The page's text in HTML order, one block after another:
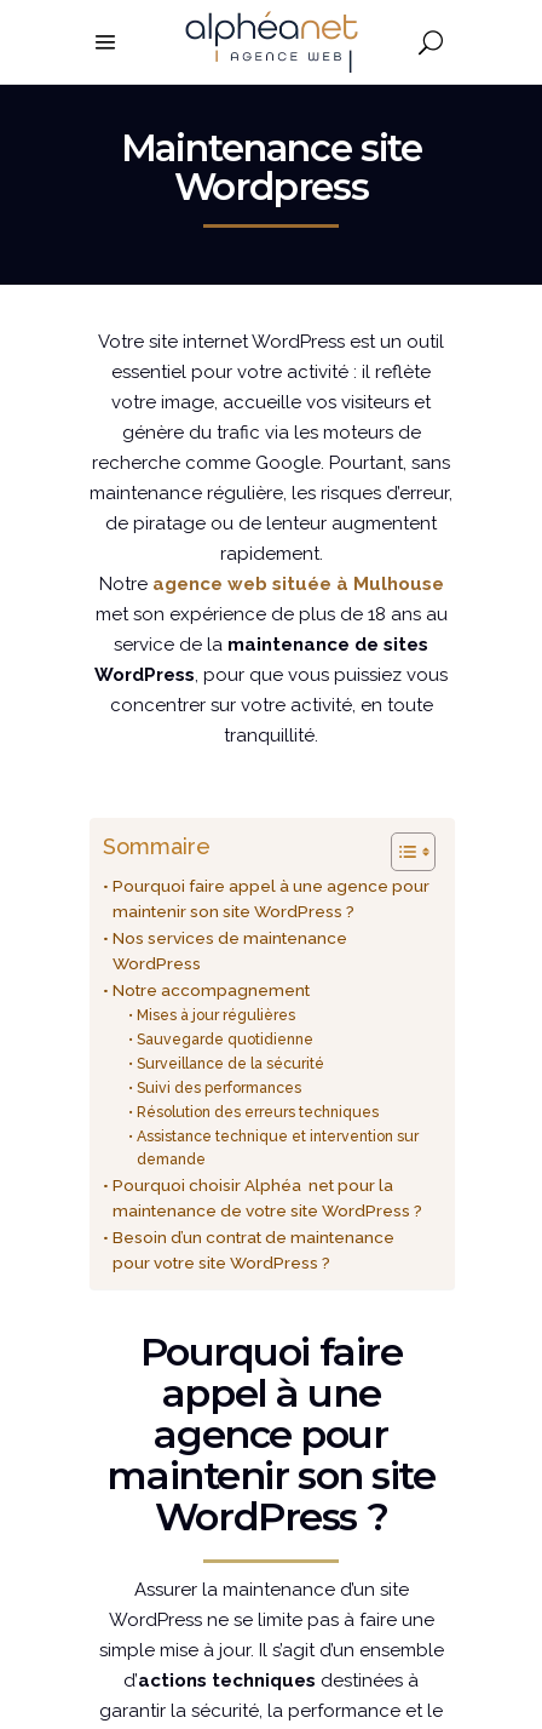
Maintenance site
Wordpress
Votre site internet WordPress est un outil
essentiel pour votre activité : il reflète
votre image, accueille vos visiteurs et
génère du trafic via les moteurs de
recherche comme Google. Pourtant, sans
maintenance régulière, les risques d’erreur,
de piratage ou de lenteur augmentent
rapidement.
Notre agence web située à Mulhouse
met son expérience de plus de 18 ans au
service de la maintenance de sites
WordPress, pour que vous puissiez vous
concentrer sur votre activité, en toute
tranquillité.
Sommaire
Pourquoi faire appel à une agence pour
maintenir son site WordPress ?
Nos services de maintenance
WordPress
Notre accompagnement
Mises à jour régulières
Sauvegarde quotidienne
Surveillance de la sécurité
Suivi des performances
Résolution des erreurs techniques
Assistance technique et intervention sur
demande
Pourquoi choisir Alphéa net pour la
maintenance de votre site WordPress ?
Besoin d’un contrat de maintenance
pour votre site WordPress ?
Pourquoi faire
appel à une
agence pour
maintenir son site
WordPress ?
Assurer la maintenance d’un site
WordPress ne se limite pas à faire une
simple mise à jour. Il s’agit d’un ensemble
d’actions techniques destinées à
garantir la sécurité, la performance et le